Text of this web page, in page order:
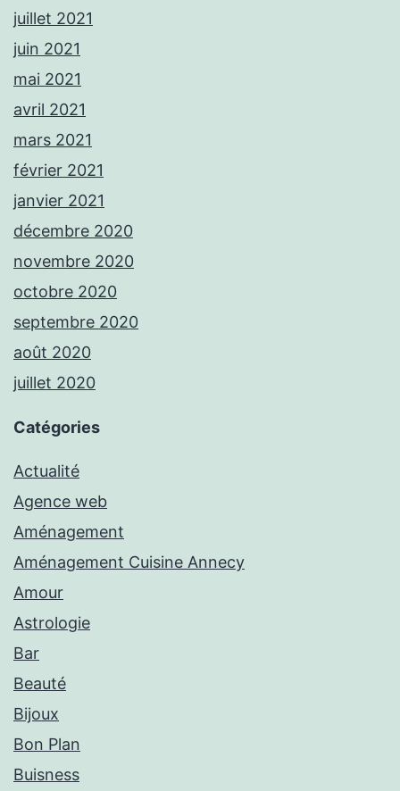
juillet 2021
juin 2021
mai 2021
avril 2021
mars 2021
février 2021
janvier 2021
décembre 2020
novembre 2020
octobre 2020
septembre 2020
août 2020
juillet 2020
Catégories
Actualité
Agence web
Aménagement
Aménagement Cuisine Annecy
Amour
Astrologie
Bar
Beauté
Bijoux
Bon Plan
Buisness